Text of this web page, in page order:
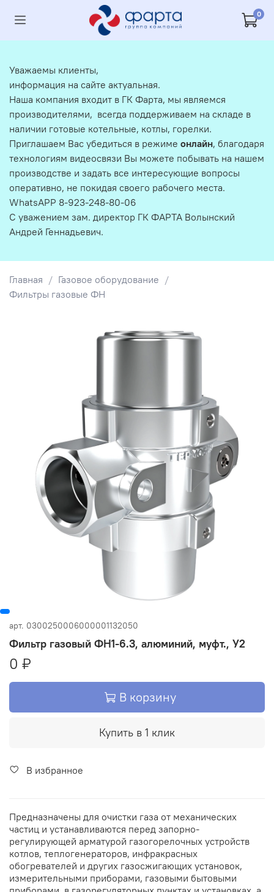
0
Главная
Газовое оборудование
Фильтры газовые ФН
арт. 0300250006000001132050
Фильтр газовый ФН1-6.3, алюминий, муфт., У2
0 ₽
В корзину
Купить в 1 клик
В избранное
Предназначены для очистки газа от механических
частиц и устанавливаются перед запорно-
регулирующей арматурой газогорелочных устройств
котлов, теплогенераторов, инфракрасных
обогревателей и других газосжигающих установок,
измерительными приборами, газовыми бытовыми
Уважаемы клиенты,
информация на сайте актуальная.
Наша компания входит в ГК Фарта, мы являемся
производителями, всегда поддерживаем на складе в
наличии готовые котельные, котлы, горелки.
Приглашаем Вас убедиться в режиме онлайн, благодаря
технологиям видеосвязи Вы можете побывать на нашем
производстве и задать все интересующие вопросы
оперативно, не покидая своего рабочего места.
WhatsAPP 8-923-248-80-06
С уважением зам. директор ГК ФАРТА Волынский
Андрей Геннадьевич.